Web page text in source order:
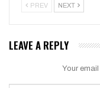
PREV NEXT
LEAVE A REPLY
Your